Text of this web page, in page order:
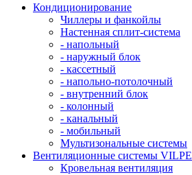
Кондиционирование
Чиллеры и фанкойлы
Настенная сплит-система
- напольный
- наружный блок
- кассетный
- напольно-потолочный
- внутренний блок
- колонный
- канальный
- мобильный
Мультизональные системы
Вентиляционные системы VILPE
Кровельная вентиляция